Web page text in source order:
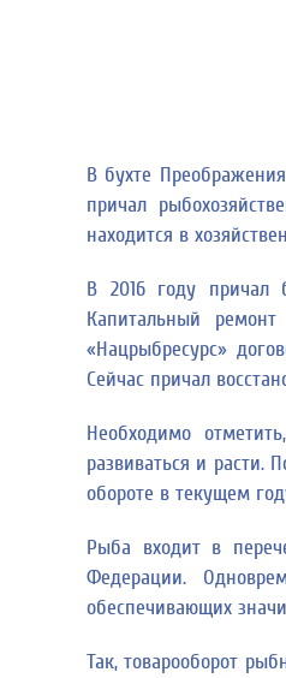
В бухте
причал
находится в
В 2016 году причал
Капитальный
«Нацрыбресурс»
Сейчас причал
Необходимо
развиваться и расти.
обороте в текущем
Рыба входит в
Федерации.
обеспечивающих
Так, товарооборот